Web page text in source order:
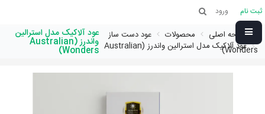
ثبت نام ورود
صفحه اصلی محصولات
عود دست ساز
عود آلاکیک مدل استرالین واندرز (Australian
Wonders)
عود آلاکیک مدل استرالین
واندرز (Australian
Wonders)